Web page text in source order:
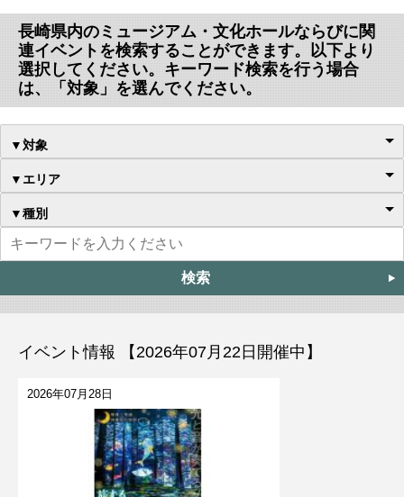
長崎県内のミュージアム・文化ホールならびに関
連イベントを検索することができます。以下より
選択してください。キーワード検索を行う場合
は、「対象」を選んでください。
▼対象
▼エリア
▼種別
イベント情報 【2026年07月22日開催中】
2026年07月28日